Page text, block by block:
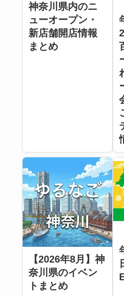
神奈川県内のニ
ューオープン・
新店舗開店情報
まとめ
【2026年8月】神
奈川県のイベン
トまとめ